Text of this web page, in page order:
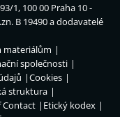
1, 100 00 Praha 10 -
B 19490 a dodavatelé
materiálům
společnosti
Cookies
struktura
Contact
Etický kodex